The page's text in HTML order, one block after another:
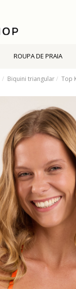
ROUPA DE PRAIA
Biquini triangular Top